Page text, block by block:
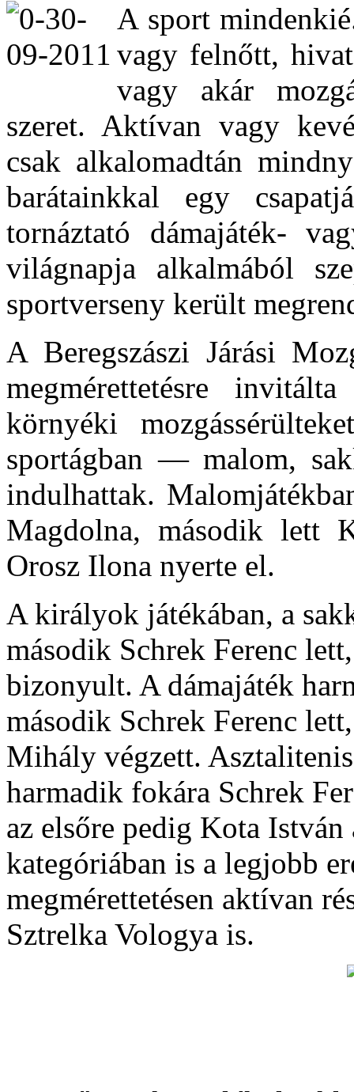
A sport
vagy felnőtt,
vagy akár
szeret. Aktívan vagy
csak alkalomadtán
barátainkkal egy
tornáztató dámajáték-
világnapja alkalmából
sportverseny került
A Beregszászi Járási
megmérettetésre
környéki
sportágban — malom,
indulhattak.
Magdolna, második lett
Orosz Ilona nyerte el.
A királyok játékában, a
második Schrek Ferenc
bizonyult. A dámajáték
második Schrek Ferenc
Mihály végzett.
harmadik fokára Schrek
az elsőre pedig Kota
kategóriában is a legjobb
megmérettetésen aktívan
Sztrelka Vologya is.